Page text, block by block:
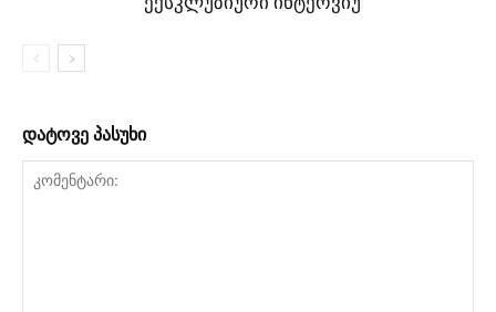
დატოვე პასუხი